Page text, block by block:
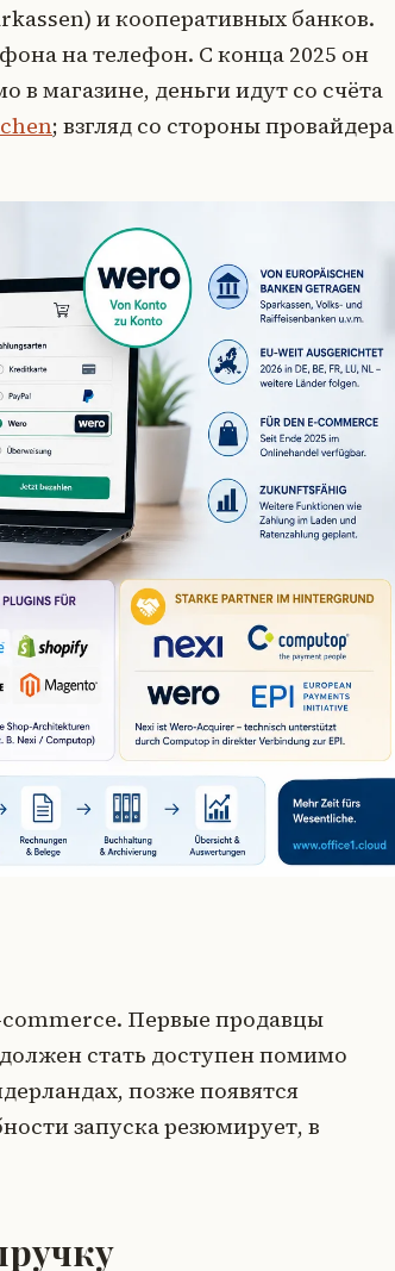
и кооперативных банков.
на телефон. С конца 2025 он
в магазине, деньги идут со счёта
; взгляд со стороны провайдера
commerce. Первые продавцы
стать доступен помимо
позже появятся
запуска резюмирует, в